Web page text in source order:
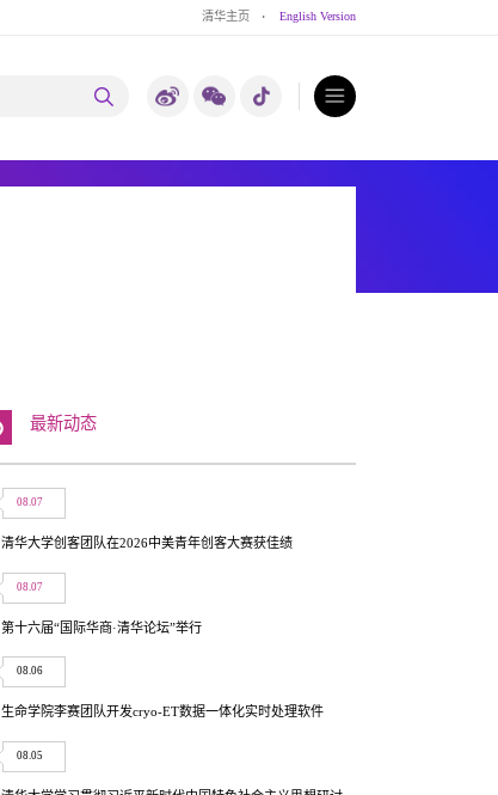
清华主页 · English Version
最新动态
08.07
清华大学创客团队在2026中美青年创客大赛获佳绩
08.07
第十六届“国际华商·清华论坛”举行
08.06
生命学院李赛团队开发cryo-ET数据一体化实时处理软件
08.05